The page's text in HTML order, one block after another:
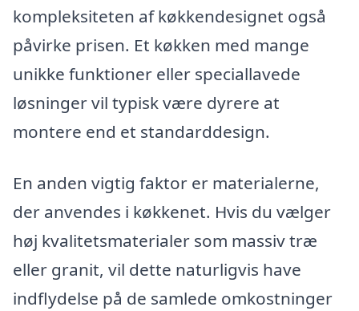
kompleksiteten af køkkendesignet også
påvirke prisen. Et køkken med mange
unikke funktioner eller speciallavede
løsninger vil typisk være dyrere at
montere end et standarddesign.
En anden vigtig faktor er materialerne,
der anvendes i køkkenet. Hvis du vælger
høj kvalitetsmaterialer som massiv træ
eller granit, vil dette naturligvis have
indflydelse på de samlede omkostninger